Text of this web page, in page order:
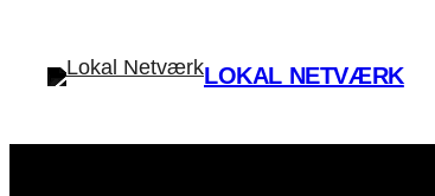
indhold
LOKAL NETVÆRK